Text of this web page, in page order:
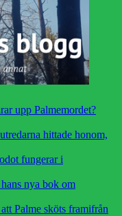
upp Palmemordet?
hittade honom,
fungerar i
nya bok om
Palme sköts framifrån